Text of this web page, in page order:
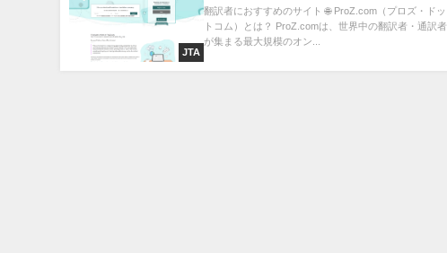
JTA
翻訳者におすすめのサイト 🌐 ProZ.com（プロズ・ドッ
トコム）とは？ ProZ.comは、世界中の翻訳者・通訳者
が集まる最大規模のオン...